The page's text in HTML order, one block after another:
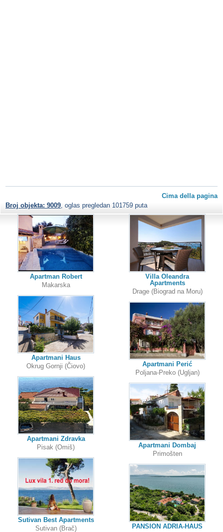
Cima della pagina
Broj objekta: 9009 , oglas pregledan 101759 puta
Apartman Robert
Makarska
Apartmani Haus
Okrug Gornji (Čiovo)
Apartmani Zdravka
Pisak (Omiš)
Sutivan Best Apartments
Sutivan (Brač)
Villa Oleandra
Apartments
Drage (Biograd na Moru)
Apartmani Perić
Poljana-Preko (Ugljan)
Apartmani Dombaj
Primošten
PANSION ADRIA-HAUS